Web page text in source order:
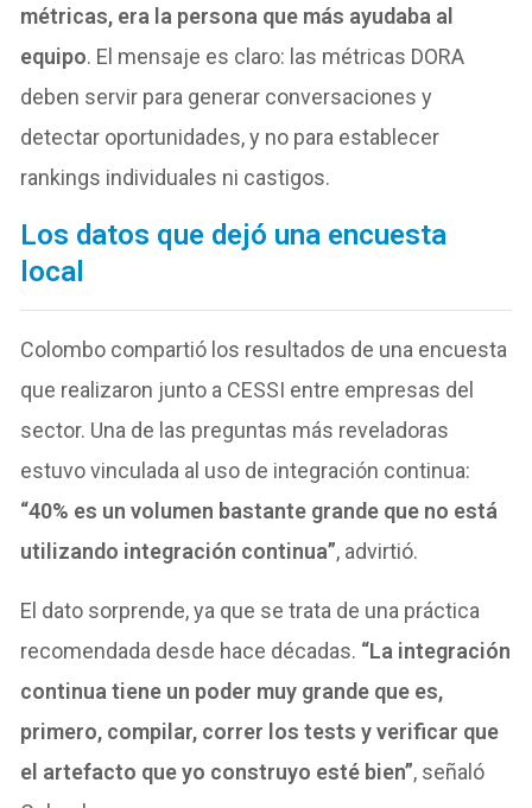
métricas, era la persona que más ayudaba al
equipo. El mensaje es claro: las métricas DORA
deben servir para generar conversaciones y
detectar oportunidades, y no para establecer
rankings individuales ni castigos.
Los datos que dejó una encuesta
local
Colombo compartió los resultados de una encuesta
que realizaron junto a CESSI entre empresas del
sector. Una de las preguntas más reveladoras
estuvo vinculada al uso de integración continua:
“40% es un volumen bastante grande que no está
utilizando integración continua”, advirtió.
El dato sorprende, ya que se trata de una práctica
recomendada desde hace décadas. “La integración
continua tiene un poder muy grande que es,
primero, compilar, correr los tests y verificar que
el artefacto que yo construyo esté bien”, señaló